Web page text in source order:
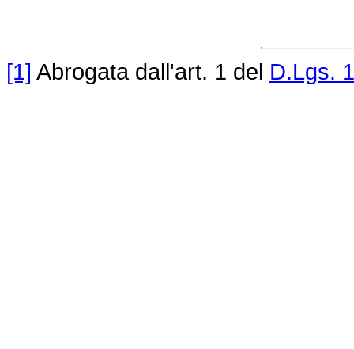
[1] Abrogata dall'art. 1 del D.Lgs.